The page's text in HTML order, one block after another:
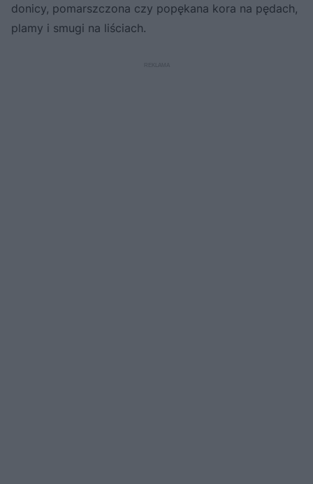
donicy, pomarszczona czy popękana kora na pędach,
plamy i smugi na liściach.